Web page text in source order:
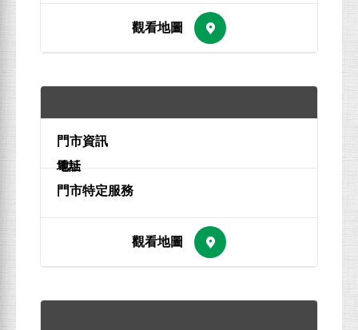
地址
電話